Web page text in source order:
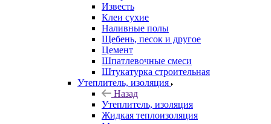
Известь
Клеи сухие
Наливные полы
Щебень, песок и другое
Цемент
Шпатлевочные смеси
Штукатурка строительная
Утеплитель, изоляция
Назад
Утеплитель, изоляция
Жидкая теплоизоляция